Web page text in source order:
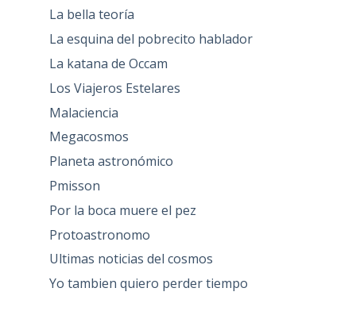
La bella teoría
La esquina del pobrecito hablador
La katana de Occam
Los Viajeros Estelares
Malaciencia
Megacosmos
Planeta astronómico
Pmisson
Por la boca muere el pez
Protoastronomo
Ultimas noticias del cosmos
Yo tambien quiero perder tiempo